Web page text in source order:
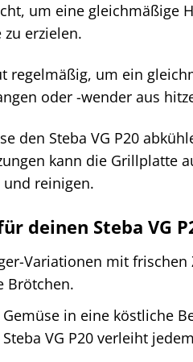
um eine gleichmäßige
erzielen.
regelmäßig, um ein
oder -wender aus
den Steba VG P20
kann die Grillplatte
reinigen.
deinen Steba VG
Variationen mit
Brötchen.
in eine köstliche
VG P20 verleiht